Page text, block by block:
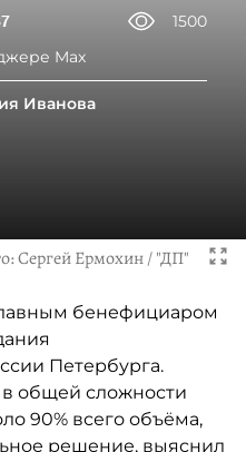
1500
Max
Иванова
Сергей Ермохин / "ДП"
бенефициаром
Петербурга.
общей сложности
90% всего объёма,
решение, выяснил